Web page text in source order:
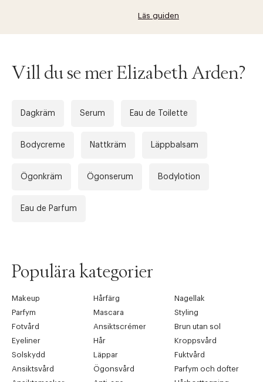
Läs guiden
Vill du se mer Elizabeth Arden?
Dagkräm Serum Eau de Toilette
Bodycreme Nattkräm Läppbalsam
Ögonkräm Ögonserum Bodylotion
Eau de Parfum
Populära kategorier
Makeup Hårfärg
Nagellak
Parfym
Mascara
Styling
Fotvård
Ansiktscrémer
Brun utan sol
Eyeliner
Hår
Kroppsvård
Solskydd
Läppar
Fuktvård
Ansiktsvård
Ögonsvård
Parfym och dofter